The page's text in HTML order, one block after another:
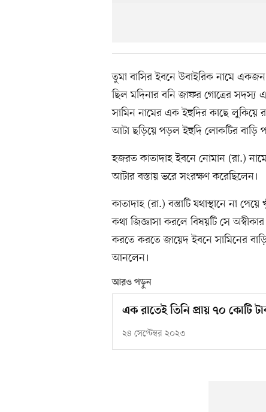
তুমা বাসির ইবনে উবাইরিক নামে
ছিল মদিনার বনি জাফর গোত্রের সদস্য
সামিন নামের এক ইহুদির কাছে লুকিয়ে
আটা ছড়িয়ে পড়ল ইহুদি লোকটির বাড়ি
হজরত কাতাদাহ ইবনে নোমান (রা.)
আটার বস্তায় ভরে সংরক্ষণ করেছিলেন।
কাতাদাহ (রা.) বস্তাটি যথাস্থানে না
কথা জিজ্ঞাসা করলে বিষয়টি সে
করতে করতে জায়েদ ইবনে সামিনের
আনলেন।
আরও পড়ুন
এক রাতেই তিনি প্রায় ৭০ কোটি
২৪ সেপ্টেম্বর ২০২৩